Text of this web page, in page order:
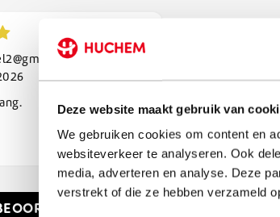
Deze website maakt gebruik van
We gebruiken cookies om content en
websiteverkeer te analyseren. Ook
media, adverteren en analyse. Deze
verstrekt of die ze hebben verzameld